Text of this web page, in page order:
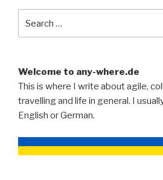
Open
Welcome to any-where.de
This is where I write about agile,
travelling and life in general. I
English or German.